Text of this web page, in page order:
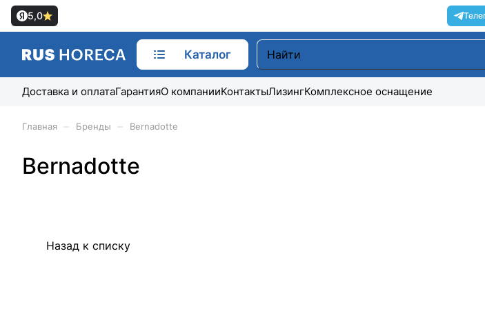
5,0
Каталог
Доставка и оплатаГарантияО компанииКонтактыЛизингКомплексное оснащение
Главная Бренды Bernadotte
Bernadotte
Назад к списку